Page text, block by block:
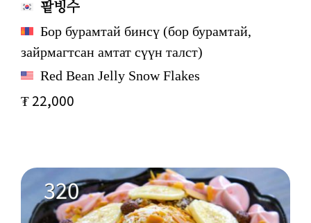
팥빙수
Бор бурамтай бинсү (бор бурамтай,
зайрмагтсан амтат сүүн талст)
Red Bean Jelly Snow Flakes
₮ 22,000
320